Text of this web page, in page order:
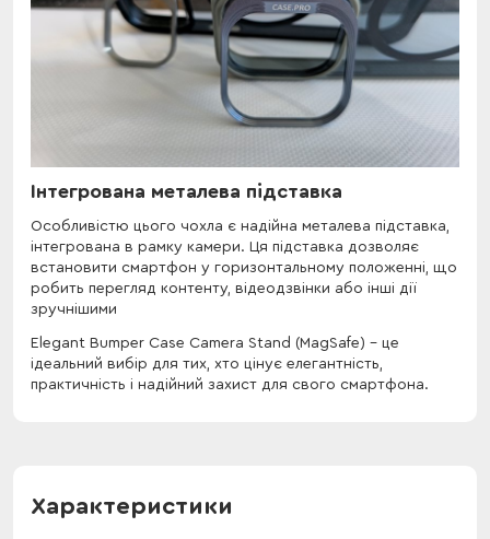
Інтегрована металева підставка
Особливістю цього чохла є надійна металева підставка,
інтегрована в рамку камери. Ця підставка дозволяє
встановити смартфон у горизонтальному положенні, що
робить перегляд контенту, відеодзвінки або інші дії
зручнішими
Elegant Bumper Case Camera Stand (MagSafe) - це
ідеальний вибір для тих, хто цінує елегантність,
практичність і надійний захист для свого смартфона.
Характеристики